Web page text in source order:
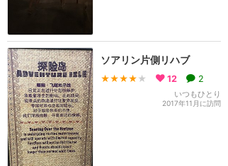
ソアリン片側リハブ
★★★★ ★ 12 2
いつもひとり
2017年11月に訪問